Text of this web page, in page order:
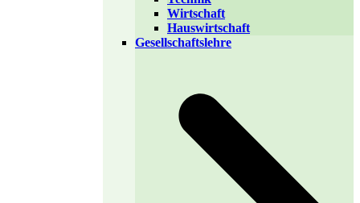
Wirtschaft
Hauswirtschaft
Gesellschaftslehre